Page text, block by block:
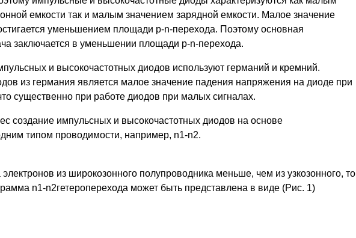
емкости так и малым значением зарядной емкости. Малое значение
уменьшением площади p-n-перехода. Поэтому основная
заключается в уменьшении площади p-n-перехода.
и высокочастотных диодов используют германий и кремний.
из германия является малое значение падения напряжения на диоде при
существенно при работе диодов при малых сигналах.
создание импульсных и высокочастотных диодов на основе
типом проводимости, например, n1-n2.
из широкозонного полупроводника меньше, чем из узкозонного, то
n1-n2гетероперехода может быть представлена в виде (Рис. 1)